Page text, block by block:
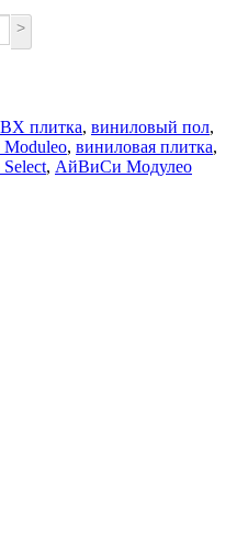
>
плитка, виниловый пол,
, виниловая плитка,
, АйВиСи Модулео